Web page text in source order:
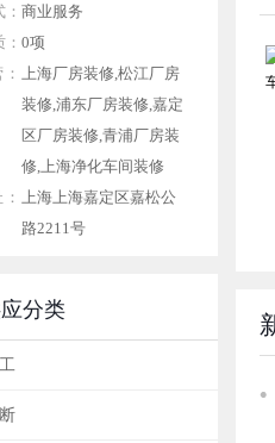
商业服务
0项
上海厂房装修,松江厂房
装修,浦东厂房装修,嘉定
区厂房装修,青浦厂房装
修,上海净化车间装修
上海上海嘉定区嘉松公
路2211号
分类